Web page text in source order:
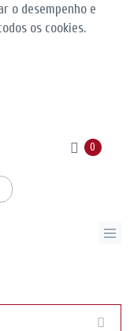
o desempenho e
os cookies.
0